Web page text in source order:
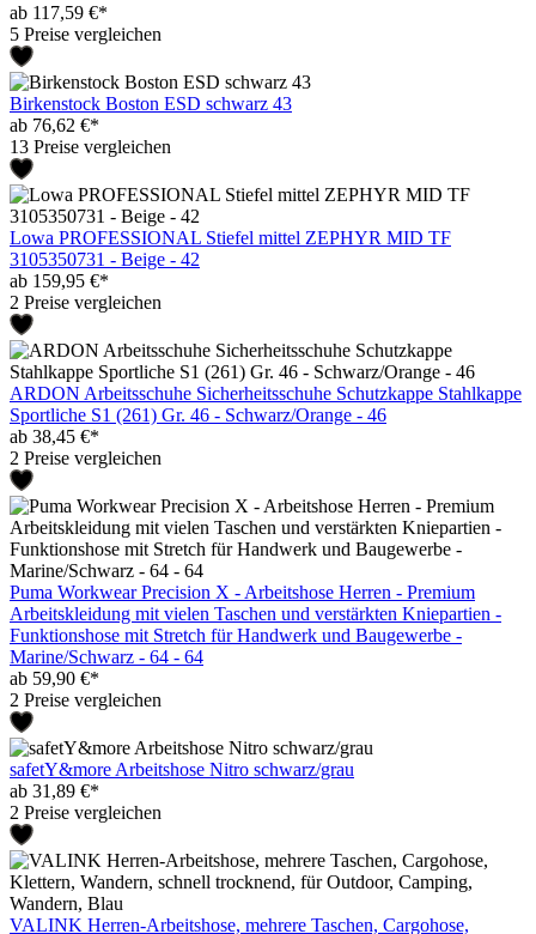
ab 117,59 €*
5 Preise vergleichen
Birkenstock Boston ESD schwarz 43
ab 76,62 €*
13 Preise vergleichen
Lowa PROFESSIONAL Stiefel mittel ZEPHYR MID TF
3105350731 - Beige - 42
ab 159,95 €*
2 Preise vergleichen
ARDON Arbeitsschuhe Sicherheitsschuhe Schutzkappe Stahlkappe
Sportliche S1 (261) Gr. 46 - Schwarz/Orange - 46
ab 38,45 €*
2 Preise vergleichen
Puma Workwear Precision X - Arbeitshose Herren - Premium
Arbeitskleidung mit vielen Taschen und verstärkten Kniepartien -
Funktionshose mit Stretch für Handwerk und Baugewerbe -
Marine/Schwarz - 64 - 64
ab 59,90 €*
2 Preise vergleichen
safetY&more Arbeitshose Nitro schwarz/grau
ab 31,89 €*
2 Preise vergleichen
VALINK Herren-Arbeitshose, mehrere Taschen, Cargohose,